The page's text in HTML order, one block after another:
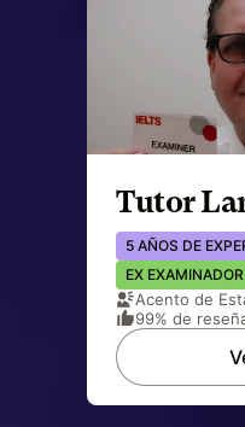
Tutor
5 AÑOS DE
EX
Acento de
99% de